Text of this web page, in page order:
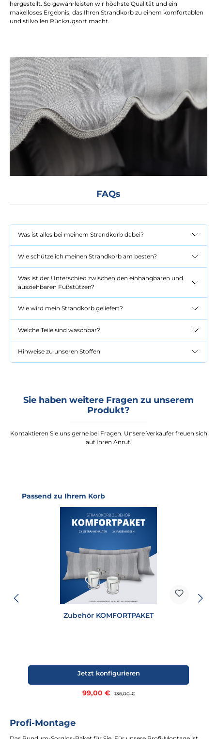
hergestellt. So gewährleisten wir höchste Qualität und ein
makelloses Ergebnis, das Ihren Strandkorb zu einem komfortablen
und stilvollen Rückzugsort macht.
FAQs
Was ist alles bei meinem Strandkorb dabei?
Wie schütze ich meinen Strandkorb am besten?
Was ist der Unterschied zwischen den einhängbaren und
ausziehbaren Fußstützen?
Wie wird mein Strandkorb geliefert?
Welche Teile sind waschbar?
Hinweise zu unseren Stoffen
Sie haben weitere Fragen zu unserem
Produkt?
Kontaktieren Sie uns gerne bei Fragen. Unsere Verkäufer freuen sich
auf Ihren Anruf.
Produktgalerie überspringen
Passend zu Ihrem Korb
Zubehör KOMFORTPAKET
Verkaufspreis:
99,00 € Regulärer Preis:
136,00 €
Jetzt konfigurieren
Profi-Montage